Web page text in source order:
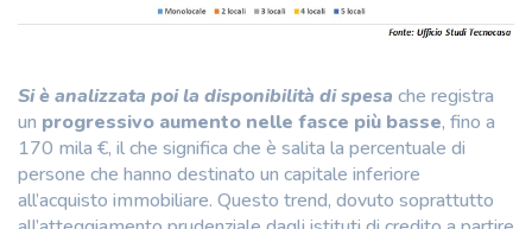
Si è analizzata poi la disponibilità di spesa che registra
un progressivo aumento nelle fasce più basse, fino a
170 mila €, il che significa che è salita la percentuale di
persone che hanno destinato un capitale inferiore
all’acquisto immobiliare. Questo trend, dovuto soprattutto